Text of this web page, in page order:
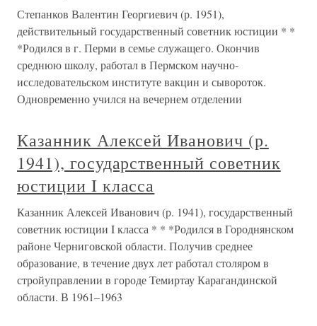
Степанков Валентин Георгиевич (р. 1951),
действительный государственный советник юстиции * *
*Родился в г. Перми в семье служащего. Окончив
среднюю школу, работал в Пермском научно-
исследовательском институте вакцин и сывороток.
Одновременно учился на вечернем отделении
Казанник Алексей Иванович (р.
1941), государственный советник
юстиции I класса
Казанник Алексей Иванович (р. 1941), государственный
советник юстиции I класса * * *Родился в Городнянском
районе Черниговской области. Получив среднее
образование, в течение двух лет работал столяром в
стройуправлении в городе Темиртау Карагандинской
области. В 1961–1963